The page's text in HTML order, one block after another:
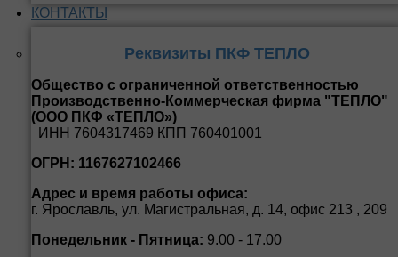
КОНТАКТЫ
Реквизиты ПКФ ТЕПЛО
Общество с ограниченной ответственностью
Производственно-Коммерческая фирма "ТЕПЛО"
(ООО ПКФ «ТЕПЛО»)
ИНН 7604317469 КПП 760401001
ОГРН: 1167627102466
Адрес и время работы офиса:
г. Ярославль, ул. Магистральная, д. 14, офис 213 , 209
Понедельник - Пятница: 9.00 - 17.00